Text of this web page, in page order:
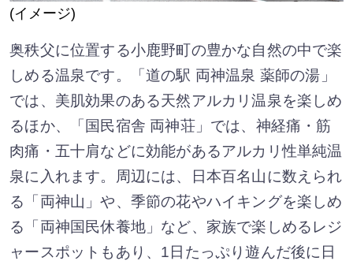
(イメージ)
奥秩父に位置する小鹿野町の豊かな自然の中で楽
しめる温泉です。「道の駅 両神温泉 薬師の湯」
では、美肌効果のある天然アルカリ温泉を楽しめ
るほか、「国民宿舎 両神荘」では、神経痛・筋
肉痛・五十肩などに効能があるアルカリ性単純温
泉に入れます。周辺には、日本百名山に数えられ
る「両神山」や、季節の花やハイキングを楽しめ
る「両神国民休養地」など、家族で楽しめるレジ
ャースポットもあり、1日たっぷり遊んだ後に日